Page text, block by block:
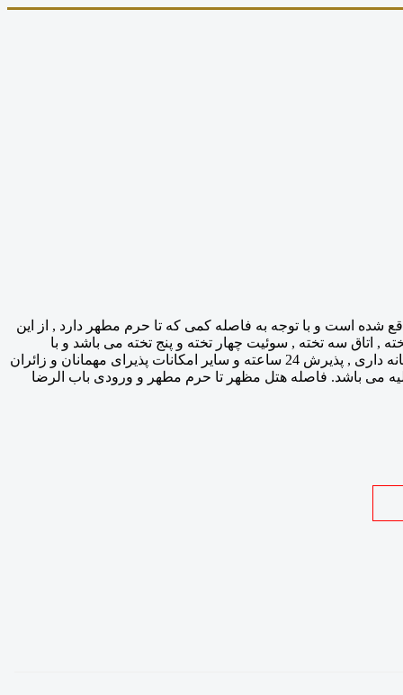
هتل آپارتمان قیمت مناسب و کیفیت تمیز مشهد مقدس می باشد که در خیابان امام رضا 5 , سرشور 25 واقع شده است و با توجه به فاصله کمی که تا حرم مطهر دارد , از این
, اتاق سه تخته , سوئیت چهار تخته و پنج تخته می باشد و با
پرسنلی حرفه ای و با امکاناتی نظیر لابی , رستوران , کافی شاپ , لاندری , آسانسور , صبحانه , امکان پخت و پز در برخی واحد ها , خدمات خانه داری , پذیرش 24 ساعته و سایر امکانات پذیرای مهمانان و زائران
می باشد. فاصله هتل مظهر تا حرم مطهر و ورودی باب الرضا